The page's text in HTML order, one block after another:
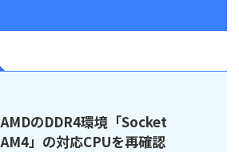
AMDのDDR4環境「Socket
AM4」の対応CPUを再確認